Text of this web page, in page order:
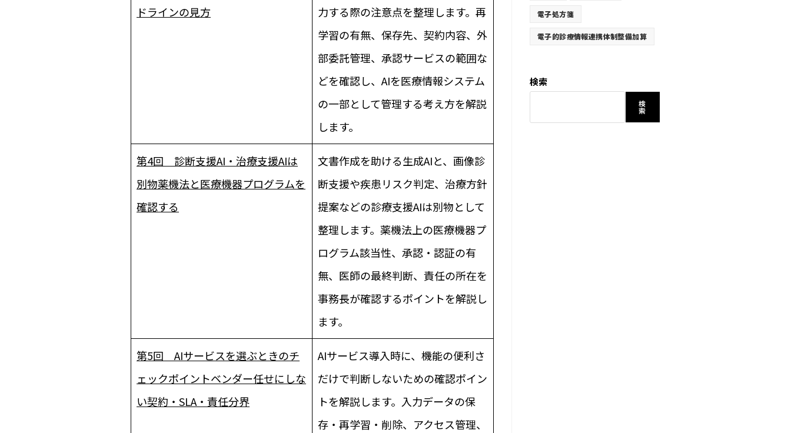
ドラインの見方
力する際の注意点を整理します。再
学習の有無、保存先、契約内容、外
部委託管理、承認サービスの範囲な
どを確認し、AIを医療情報システム
の一部として管理する考え方を解説
します。
第4回 診断支援AI・治療支援AIは
別物――薬機法と医療機器プログラムを
確認する
文書作成を助ける生成AIと、画像診
断支援や疾患リスク判定、治療方針
提案などの診療支援AIは別物として
整理します。薬機法上の医療機器プ
ログラム該当性、承認・認証の有
無、医師の最終判断、責任の所在を
事務長が確認するポイントを解説し
ます。
第5回 AIサービスを選ぶときのチ
ェックポイント――ベンダー任せにしな
い契約・SLA・責任分界
AIサービス導入時に、機能の便利さ
だけで判断しないための確認ポイン
トを解説します。入力データの保
存・再学習・削除、アクセス管理、
電子処方箋
電子的診療情報連携体制整備加算
検索
検
索